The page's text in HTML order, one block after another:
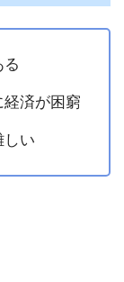
済が困窮
しい